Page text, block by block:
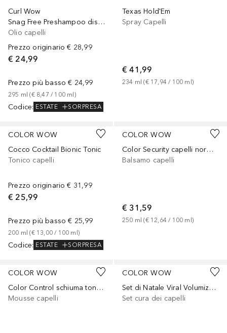
Curl Wow
Snag Free Preshampoo districante
Olio capelli
Prezzo originario € 28,99
€ 24,99
Prezzo più basso € 24,99
295 ml (€ 8,47 / 100 ml)
Codice: ESTATE SORPRESA
Texas Hold'Em
Spray Capelli
€ 41,99
234 ml (€ 17,94 / 100 ml)
COLOR WOW
Cocco Cocktail Bionic Tonic
Tonico capelli
Prezzo originario € 31,99
€ 25,99
Prezzo più basso € 25,99
200 ml (€ 13,00 / 100 ml)
Codice: ESTATE SORPRESA
COLOR WOW
Color Security capelli normali spessi
Balsamo capelli
€ 31,59
250 ml (€ 12,64 / 100 ml)
COLOR WOW
Color Control schiuma tonalizzante e styling viola
Mousse capelli
COLOR WOW
Set di Natale Viral Volumizers
Set cura dei capelli